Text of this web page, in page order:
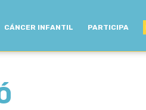
CÁNCER INFANTIL PARTICIPA